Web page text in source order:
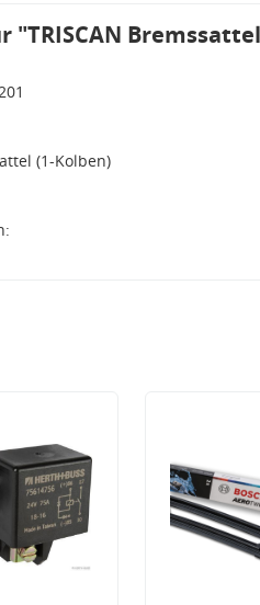
(1-Kolben)